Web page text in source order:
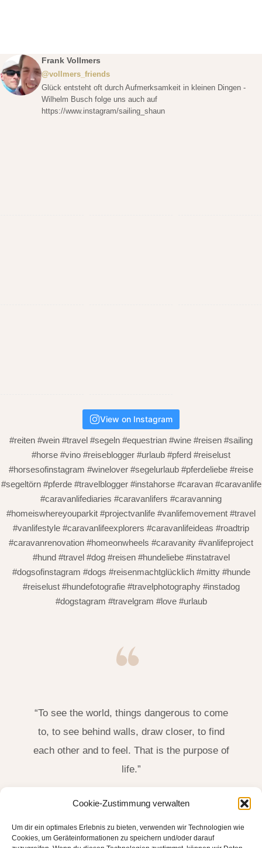
Cookie-Zustimmung verwalten
Um dir ein optimales Erlebnis zu bieten, verwenden wir Technologien wie
Cookies, um Geräteinformationen zu speichern und/oder darauf
Frank Vollmers
@vollmers_friends
Glück entsteht oft durch Aufmerksamkeit in kleinen Dingen -
Wilhelm Busch folge uns auch auf
https://www.instagram/sailing_shaun
View on Instagram
#reiten #wein #travel #segeln #equestrian #wine #reisen #sailing
#horse #vino #reiseblogger #urlaub #pferd #reiselust
#horsesofinstagram #winelover #segelurlaub #pferdeliebe #reise
#segeltörn #pferde #travelblogger #instahorse #caravan #caravanlife
#caravanlifediaries #caravanlifers #caravanning
#homeiswhereyouparkit #projectvanlife #vanlifemovement #travel
#vanlifestyle #caravanlifeexplorers #caravanlifeideas #roadtrip
#caravanrenovation #homeonwheels #caravanity #vanlifeproject
#hund #travel #dog #reisen #hundeliebe #instatravel
#dogsofinstagram #dogs #reisenmachtglücklich #mitty #hunde
#reiselust #hundefotografie #travelphotography #instadog
#dogstagram #travelgram #love #urlaub
“To see the world, things dangerous to come
to, to see behind walls, draw closer, to find
each other and to feel. That is the purpose of
life.”
(1894-1961)